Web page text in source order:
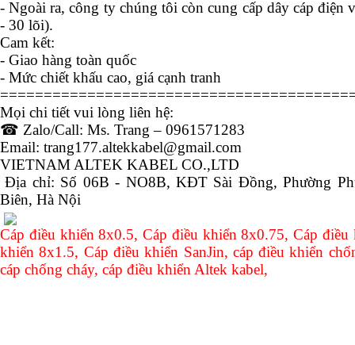
- Ngoài ra, công ty chúng tôi còn cung cấp dây cáp điện
- 30 lõi).
Cam kết:
- Giao hàng toàn quốc
- Mức chiết khấu cao, giá cạnh tranh
Mọi chi tiết vui lòng liên hệ:
☎ Zalo/Call: Ms. Trang – 0961571283
Email: trang177.altekkabel@gmail.com
VIETNAM ALTEK KABEL CO.,LTD
Địa chỉ: Số 06B - NO8B, KĐT Sài Đồng, Phường
Biên, Hà Nội
Cáp điều khiển 8x0.5, Cáp điều khiển 8x0.75, Cáp
khiển 8x1.5, Cáp điều khiển SanJin, cáp điều khiển
cáp chống cháy, cáp điều khiển Altek kabel,